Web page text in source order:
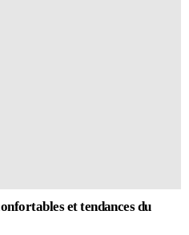
et tendances du